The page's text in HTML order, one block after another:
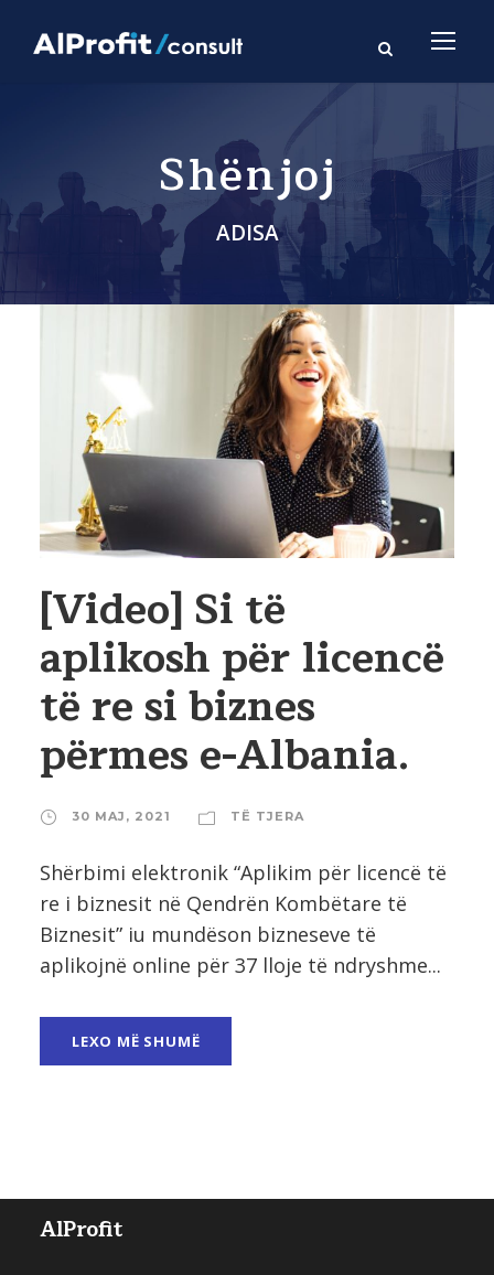
Shënjoj
ADISA
[Video] Si të
aplikosh për licencë
të re si biznes
përmes e-Albania.
30 MAJ, 2021 TË TJERA
Shërbimi elektronik “Aplikim për licencë të
re i biznesit në Qendrën Kombëtare të
Biznesit” iu mundëson bizneseve të
aplikojnë online për 37 lloje të ndryshme...
LEXO MË SHUMË
AlProfit